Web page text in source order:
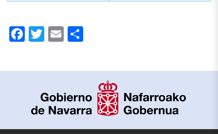
Facebook
Twitter
Email